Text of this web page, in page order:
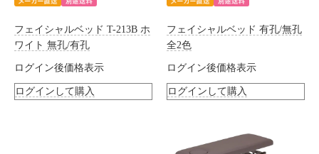
フェイシャルベッド T-213B ホ
ワイト 無孔/有孔
ログイン後価格表示
ログインして購入
フェイシャルベッド 有孔/無孔
全2色
ログイン後価格表示
ログインして購入